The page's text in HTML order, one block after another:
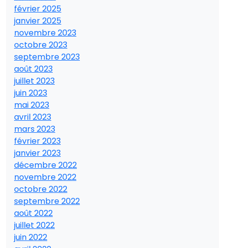
février 2025
janvier 2025
novembre 2023
octobre 2023
septembre 2023
août 2023
juillet 2023
juin 2023
mai 2023
avril 2023
mars 2023
février 2023
janvier 2023
décembre 2022
novembre 2022
octobre 2022
septembre 2022
août 2022
juillet 2022
juin 2022